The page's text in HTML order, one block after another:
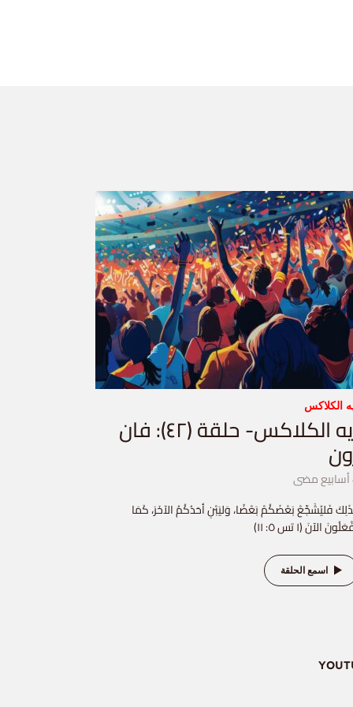
الكلاكس
ايه الكلاكس- حلقة (٤٢): فان
فَليُشَجِّعْ بَعْضَكُمْ بَعْضًا، وَليَبْنِ أحَدُكُمُ الآخَرَ، كَمَا
الآنَ (١ تس ٥: ١١)
اسمع الحلقة